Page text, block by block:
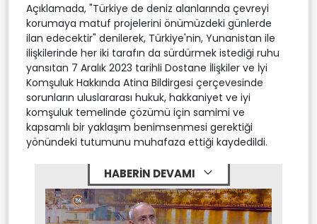
Açıklamada, "Türkiye de deniz alanlarında çevreyi
korumaya matuf projelerini önümüzdeki günlerde
ilan edecektir" denilerek, Türkiye'nin, Yunanistan ile
ilişkilerinde her iki tarafın da sürdürmek istediği ruhu
yansıtan 7 Aralık 2023 tarihli Dostane İlişkiler ve İyi
Komşuluk Hakkında Atina Bildirgesi çerçevesinde
sorunların uluslararası hukuk, hakkaniyet ve iyi
komşuluk temelinde çözümü için samimi ve
kapsamlı bir yaklaşım benimsenmesi gerektiği
yönündeki tutumunu muhafaza ettiği kaydedildi.
HABERİN DEVAMI